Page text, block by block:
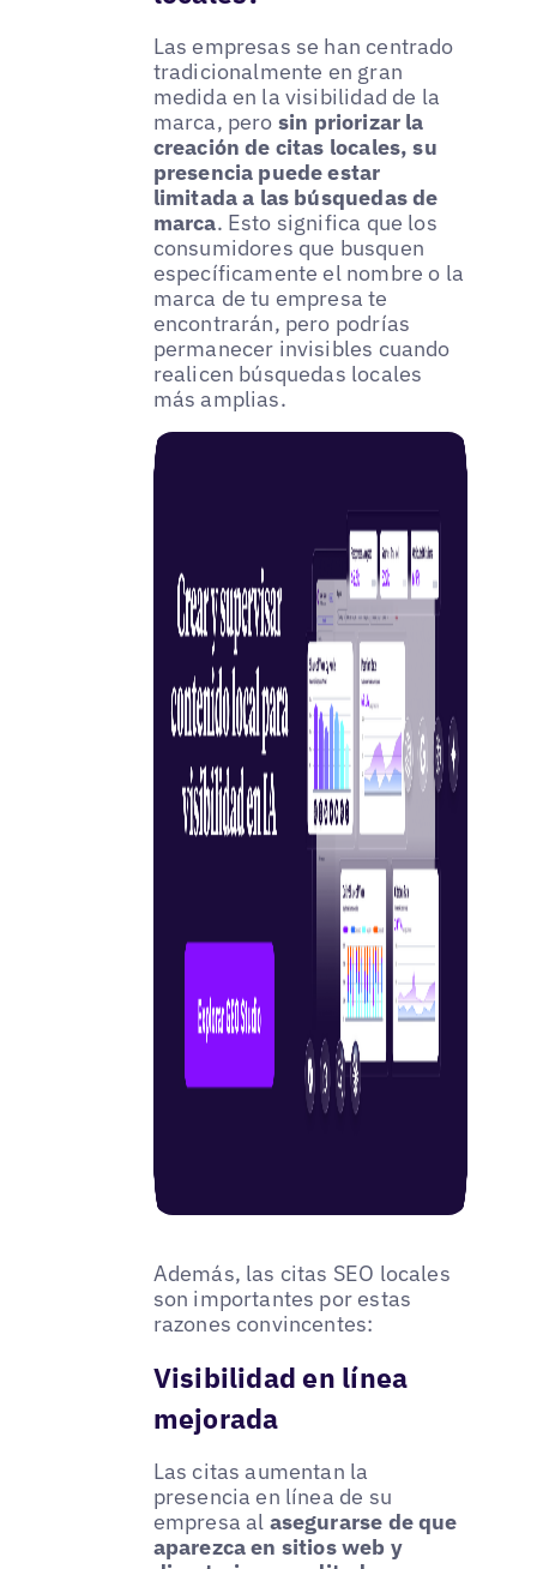
Las empresas se han centrado
tradicionalmente en gran
medida en la visibilidad de la
marca, pero sin priorizar la
creación de citas locales, su
presencia puede estar
limitada a las búsquedas de
marca. Esto significa que los
consumidores que busquen
específicamente el nombre o la
marca de tu empresa te
encontrarán, pero podrías
permanecer invisibles cuando
realicen búsquedas locales
más amplias.
Además, las citas SEO locales
son importantes por estas
razones convincentes:
Visibilidad en línea
mejorada
Las citas aumentan la
presencia en línea de su
empresa al asegurarse de que
aparezca en sitios web y